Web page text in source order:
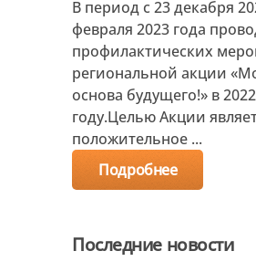
В период с 23 декабря
февраля 2023 года
профилактических
региональной акции
основа будущего!» в
году.Целью Акции
положительное ...
Подробнее
Последние новости